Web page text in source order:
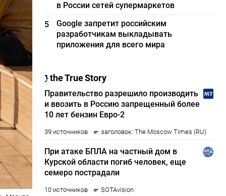
в России сетей супермаркетов
5
Google запретит российским
разработчикам выкладывать
приложения для всего мира